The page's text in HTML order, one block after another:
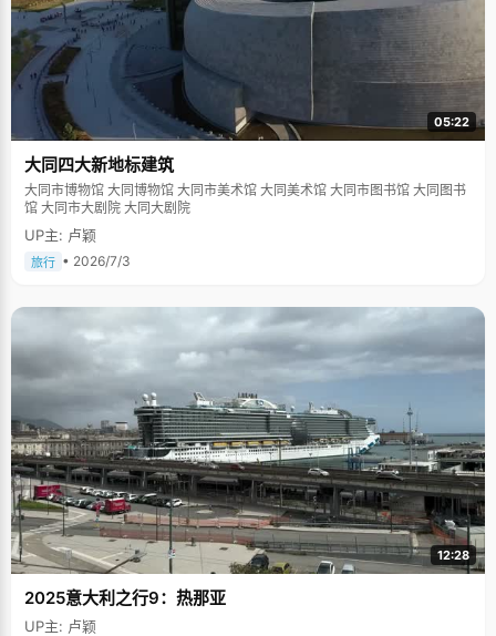
05:22
大同四大新地标建筑
大同市博物馆 大同博物馆 大同市美术馆 大同美术馆 大同市图书馆 大同图书
馆 大同市大剧院 大同大剧院
UP主: 卢颖
旅行 • 2026/7/3
12:28
2025意大利之行9：热那亚
UP主: 卢颖